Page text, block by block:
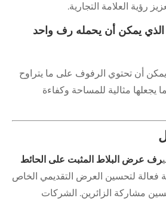
العلامة التجارية.
يمكن أن يحمله رف واحد
أن تحتوي الرفوف على ما يتراوح
مما يجعلها مثالية للمساحة وكفاءة
البلاط المثبت على الحائط
لتحسين العرض التقديمي الخاص
الزائرين. الشركات